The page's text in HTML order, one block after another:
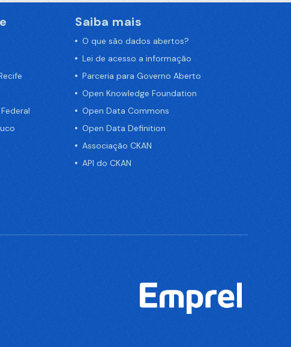
Saiba mais
O que são dados abertos?
Lei de acesso a informação
Parceria para Governo Aberto
Open Knowledge Foundation
Open Data Commons
Open Data Definition
Associação CKAN
API do CKAN